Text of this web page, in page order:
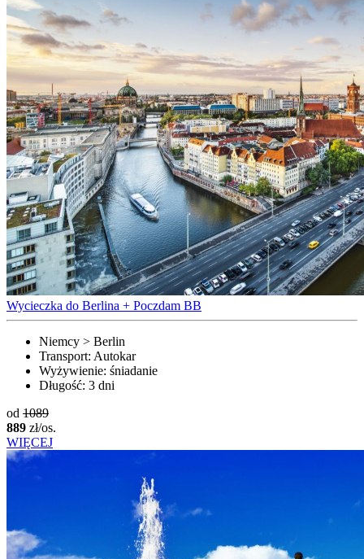
Wycieczka do Berlina + Poczdam BB
Niemcy > Berlin
Transport: Autokar
Wyżywienie: śniadanie
Długość: 3 dni
od 1089
889 zł/os.
WIĘCEJ